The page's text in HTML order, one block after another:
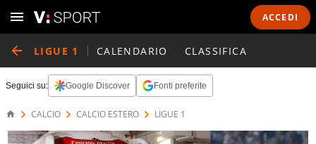
ACCEDI
LIGUE 1 CALENDARIO CLASSIFICA
Seguici su: Google Discover Fonti preferite
CALCIO CALCIO ESTERO LIGUE 1